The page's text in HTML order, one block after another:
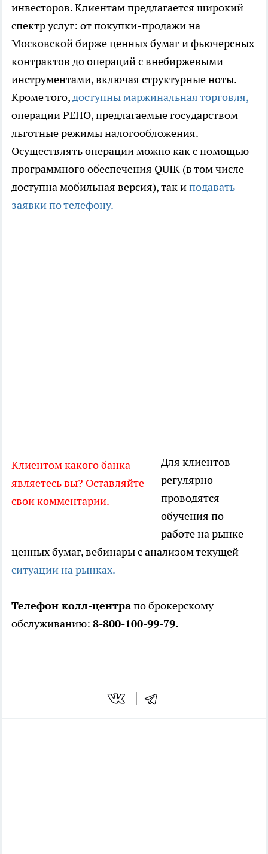
инвесторов. Клиентам предлагается широкий
спектр услуг: от покупки-продажи на
Московской бирже ценных бумаг и фьючерсных
контрактов до операций c внебиржевыми
инструментами, включая структурные ноты.
Кроме того,доступны маржинальная торговля,
операции РЕПО, предлагаемые государством
льготные режимы налогообложения.
Осуществлять операции можно как с помощью
программного обеспечения QUIK (в том числе
доступна мобильная версия), так иподавать
заявки по телефону.
Клиентом какого банка
являетесь вы? Оставляйте
свои комментарии.
Для клиентов
регулярно
проводятся
обучения по
работе на рынке
ценных бумаг, вебинары с анализом текущей
ситуации на рынках.
Телефон колл-центрапо брокерскому
обслуживанию: 8-800-100-99-79.